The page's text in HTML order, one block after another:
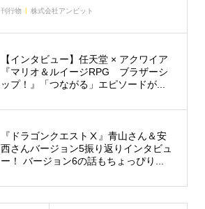
刊行物 株式会社アンビット
【インタビュー】任天堂 × アクワイア
『マリオ＆ルイージRPG ブラザーシ
ップ！』「つながる」エピソードが...
『ドラゴンクエストⅩ』青山さん＆安
西さんバージョン5振り返りインタビュ
ー！ バージョン6の話もちょっぴり...